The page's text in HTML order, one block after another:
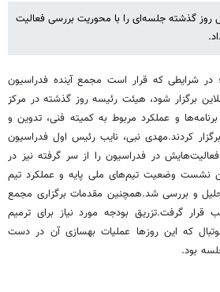
روز گذشته جلسه‌ای را با محوریت بررسی فعالیت
؛ در شرایطی که قرار است مجمع آینده فدراسیون
صورت آنلاین برگزار شود، هیئت رئیسه روز گذشته در مرکز
و عملکرد مربوط به کمیته فنی، تدوین و
کردند.مهدی نبی، نایب رئیس اول فدراسیون
در فدراسیون را از سر گرفته نیز در
نشست وضعیت تیم‌های ملی پایه و عملکرد تیم
و بررسی شد.همچنین مقدمات برگزاری مجمع
قرار گرفت.تزریق بودجه مورد نیاز برای ترمیم
که این روزها عملیات بهسازی آن در دست
بود.